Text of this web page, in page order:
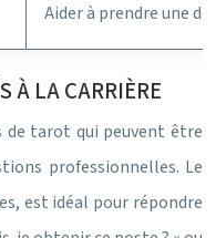
Aider à prendre une
À LA CARRIÈRE
tarot qui peuvent être
professionnelles. Le
est idéal pour répondre